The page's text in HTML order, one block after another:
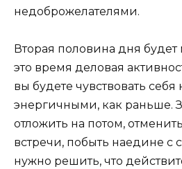
недоброжелателями.
Вторая половина дня
это время деловая
вы будете чувствовать себя
энергичными, как раньше.
отложить на потом,
встречи, побыть наедине с
нужно решить, что